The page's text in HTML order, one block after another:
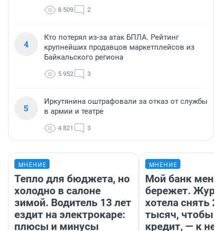
8 509 2
4
Кто потерял из-за атак БПЛА. Рейтинг
крупнейших продавцов маркетплейсов из
Байкальского региона
5 952 3
5
Иркутянина оштрафовали за отказ от службы
в армии и театре
4 821 3
МНЕНИЕ
Тепло для бюджета, но
холодно в салоне
зимой. Водитель 13 лет
ездит на электрокаре:
плюсы и минусы
МНЕНИЕ
Мой банк меня
бережет.
хотела снять
тысяч, чтобы
кредит, — к